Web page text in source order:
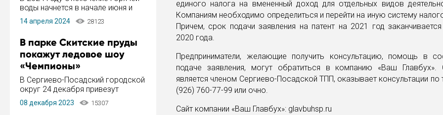
воды начнется в начале июня и
завершится в конце августа.
Период отключения составит не
14 апреля 2024 28123
В парке Скитские пруды
покажут ледовое шоу
«Чемпионы»
В Сергиево-Посадский городской
округ 24 декабря привезут
ледовый тур «Чемпионы»
заслуженного мастера спорта,
08 декабря 2023 15307
единого налога на вмененный доход для отдельных видов
Компаниям необходимо определиться и перейти на иную систему
Причем, срок подачи заявления на патент на 2021 год
2020 года.
Предприниматели, желающие получить консультацию, помощь в
подаче заявления, могут обратиться в компанию «Ваш Главбух».
является членом Сергиево-Посадской ТПП, оказывает консультации по
(926) 760-77-99 или очно.
Сайт компании «Ваш Главбух»: glavbuhsp.ru